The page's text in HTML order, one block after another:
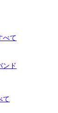
べて
ンド
て